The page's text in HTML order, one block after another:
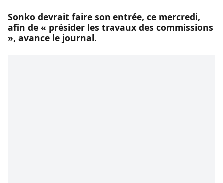
Sonko devrait faire son entrée, ce mercredi,
afin de « présider les travaux des commissions
», avance le journal.